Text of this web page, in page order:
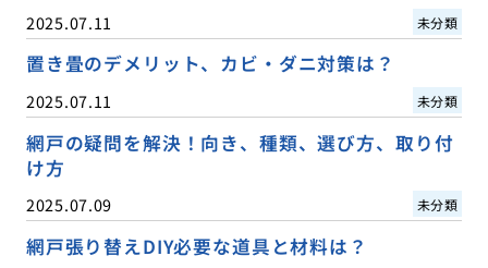
2025.07.11 未分類
置き畳のデメリット、カビ・ダニ対策は？
2025.07.11 未分類
網戸の疑問を解決！向き、種類、選び方、取り付
け方
2025.07.09 未分類
網戸張り替えDIY必要な道具と材料は？